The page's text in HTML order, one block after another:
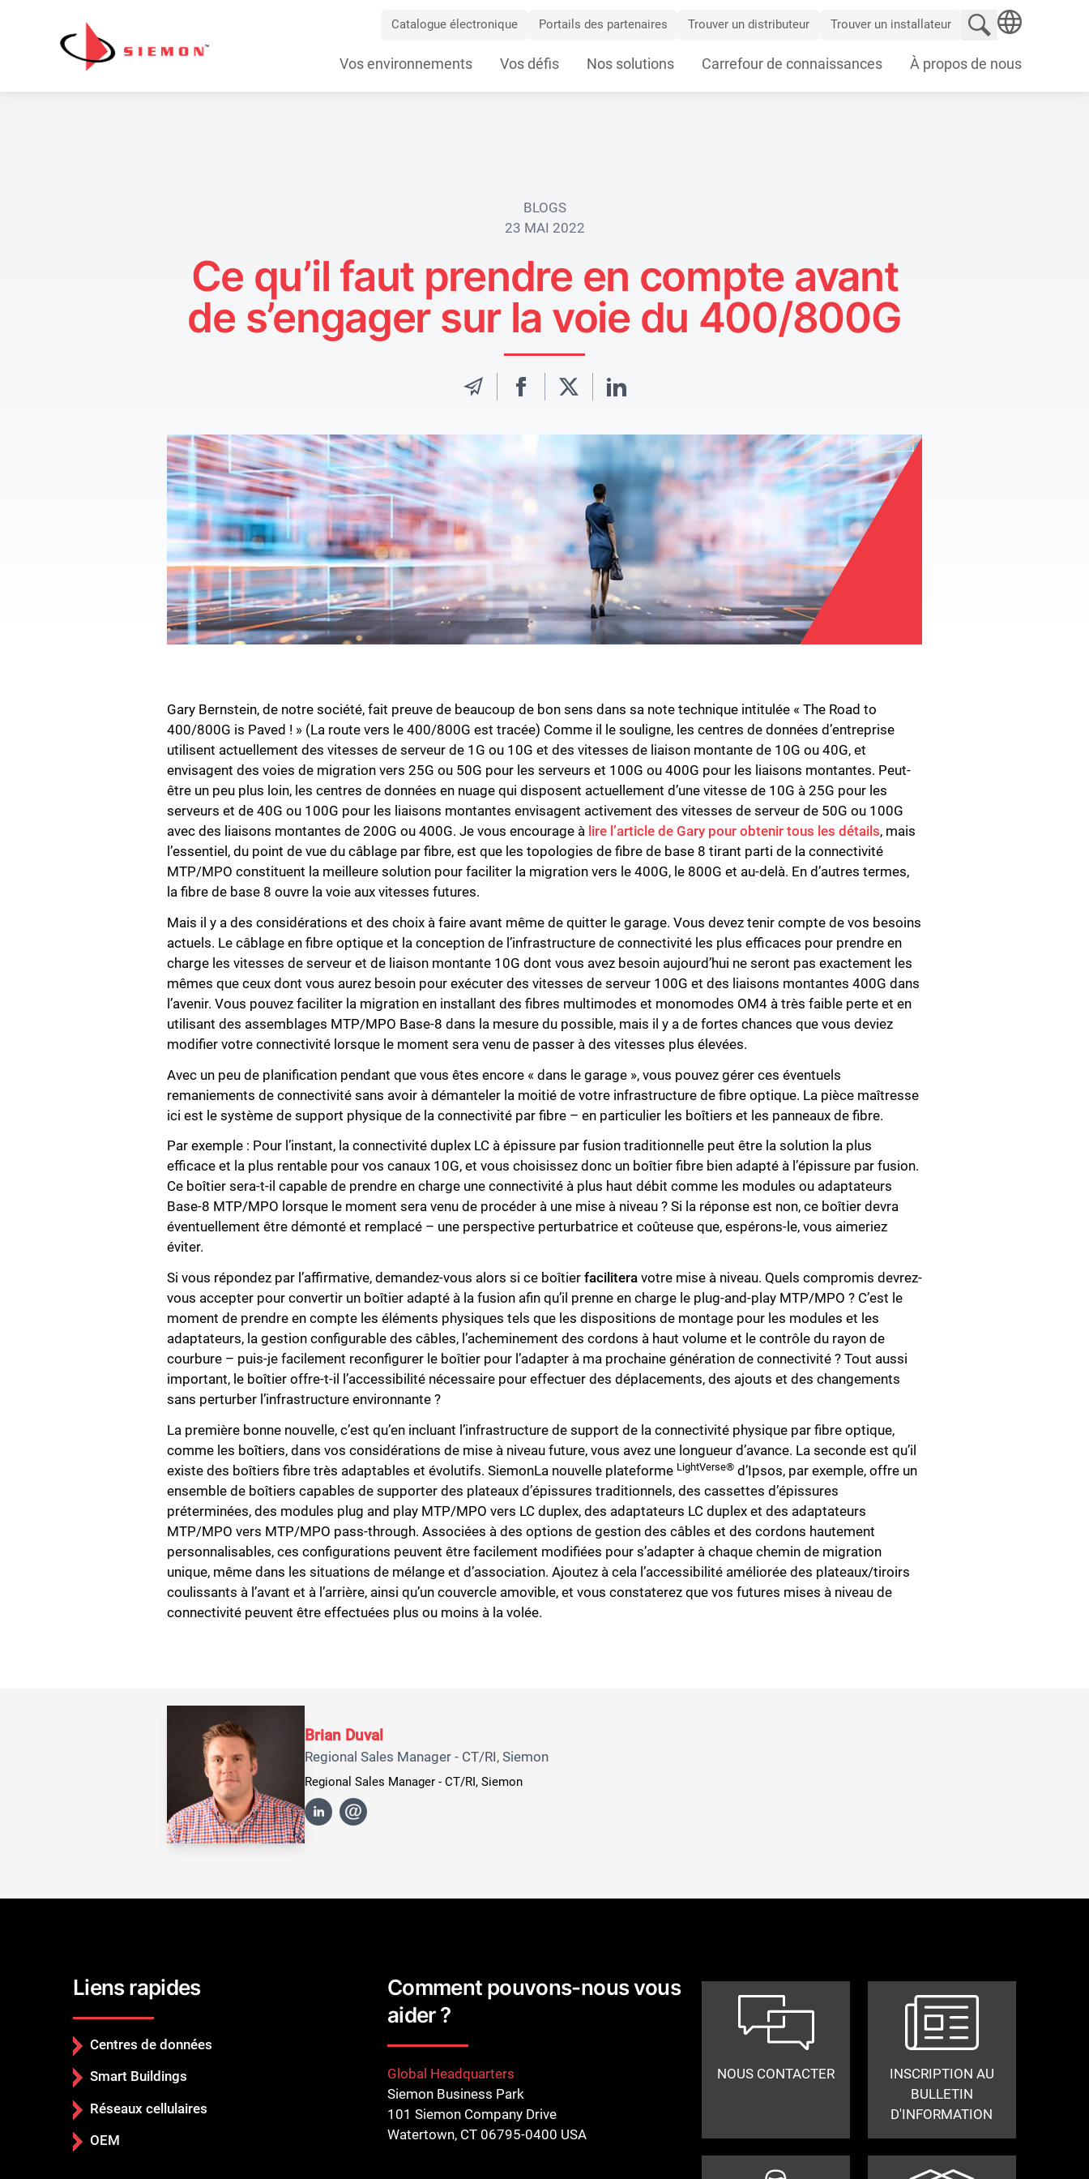
Catalogue électronique Portails des partenaires Trouver un distributeur Trouver un installateur
Rechercher un
Navigation
Vos environnements Vos défis Nos solutions Carrefour de connaissances À propos de nous
BLOGS
23 MAI 2022
Ce qu’il faut prendre en compte avant
de s’engager sur la voie du 400/800G
Gary Bernstein, de notre société, fait preuve de beaucoup de bon sens dans sa note technique intitulée « The Road to
400/800G is Paved ! » (La route vers le 400/800G est tracée) Comme il le souligne, les centres de données d’entreprise
utilisent actuellement des vitesses de serveur de 1G ou 10G et des vitesses de liaison montante de 10G ou 40G, et
envisagent des voies de migration vers 25G ou 50G pour les serveurs et 100G ou 400G pour les liaisons montantes. Peut-
être un peu plus loin, les centres de données en nuage qui disposent actuellement d’une vitesse de 10G à 25G pour les
serveurs et de 40G ou 100G pour les liaisons montantes envisagent activement des vitesses de serveur de 50G ou 100G
avec des liaisons montantes de 200G ou 400G. Je vous encourage à lire l’article de Gary pour obtenir tous les détails, mais
l’essentiel, du point de vue du câblage par fibre, est que les topologies de fibre de base 8 tirant parti de la connectivité
MTP/MPO constituent la meilleure solution pour faciliter la migration vers le 400G, le 800G et au-delà. En d’autres termes,
la fibre de base 8 ouvre la voie aux vitesses futures.
Mais il y a des considérations et des choix à faire avant même de quitter le garage. Vous devez tenir compte de vos besoins
actuels. Le câblage en fibre optique et la conception de l’infrastructure de connectivité les plus efficaces pour prendre en
charge les vitesses de serveur et de liaison montante 10G dont vous avez besoin aujourd’hui ne seront pas exactement les
mêmes que ceux dont vous aurez besoin pour exécuter des vitesses de serveur 100G et des liaisons montantes 400G dans
l’avenir. Vous pouvez faciliter la migration en installant des fibres multimodes et monomodes OM4 à très faible perte et en
utilisant des assemblages MTP/MPO Base-8 dans la mesure du possible, mais il y a de fortes chances que vous deviez
modifier votre connectivité lorsque le moment sera venu de passer à des vitesses plus élevées.
Avec un peu de planification pendant que vous êtes encore « dans le garage », vous pouvez gérer ces éventuels
remaniements de connectivité sans avoir à démanteler la moitié de votre infrastructure de fibre optique. La pièce maîtresse
ici est le système de support physique de la connectivité par fibre – en particulier les boîtiers et les panneaux de fibre.
Par exemple : Pour l’instant, la connectivité duplex LC à épissure par fusion traditionnelle peut être la solution la plus
efficace et la plus rentable pour vos canaux 10G, et vous choisissez donc un boîtier fibre bien adapté à l’épissure par fusion.
Ce boîtier sera-t-il capable de prendre en charge une connectivité à plus haut débit comme les modules ou adaptateurs
Base-8 MTP/MPO lorsque le moment sera venu de procéder à une mise à niveau ? Si la réponse est non, ce boîtier devra
éventuellement être démonté et remplacé – une perspective perturbatrice et coûteuse que, espérons-le, vous aimeriez
éviter.
Si vous répondez par l’affirmative, demandez-vous alors si ce boîtier facilitera votre mise à niveau. Quels compromis devrez-
vous accepter pour convertir un boîtier adapté à la fusion afin qu’il prenne en charge le plug-and-play MTP/MPO ? C’est le
moment de prendre en compte les éléments physiques tels que les dispositions de montage pour les modules et les
adaptateurs, la gestion configurable des câbles, l’acheminement des cordons à haut volume et le contrôle du rayon de
courbure – puis-je facilement reconfigurer le boîtier pour l’adapter à ma prochaine génération de connectivité ? Tout aussi
important, le boîtier offre-t-il l’accessibilité nécessaire pour effectuer des déplacements, des ajouts et des changements
sans perturber l’infrastructure environnante ?
La première bonne nouvelle, c’est qu’en incluant l’infrastructure de support de la connectivité physique par fibre optique,
comme les boîtiers, dans vos considérations de mise à niveau future, vous avez une longueur d’avance. La seconde est qu’il
existe des boîtiers fibre très adaptables et évolutifs. SiemonLa nouvelle plateforme LightVerse® d’Ipsos, par exemple, offre un
ensemble de boîtiers capables de supporter des plateaux d’épissures traditionnels, des cassettes d’épissures
préterminées, des modules plug and play MTP/MPO vers LC duplex, des adaptateurs LC duplex et des adaptateurs
MTP/MPO vers MTP/MPO pass-through. Associées à des options de gestion des câbles et des cordons hautement
personnalisables, ces configurations peuvent être facilement modifiées pour s’adapter à chaque chemin de migration
unique, même dans les situations de mélange et d’association. Ajoutez à cela l’accessibilité améliorée des plateaux/tiroirs
coulissants à l’avant et à l’arrière, ainsi qu’un couvercle amovible, et vous constaterez que vos futures mises à niveau de
connectivité peuvent être effectuées plus ou moins à la volée.
Brian Duval
Regional Sales Manager - CT/RI, Siemon
Regional Sales Manager - CT/RI, Siemon
Liens rapides
Centres de données
Smart Buildings
Réseaux cellulaires
OEM
Comment pouvons-nous vous
aider ?
Global Headquarters
Siemon Business Park
101 Siemon Company Drive
Watertown, CT 06795-0400 USA
NOUS CONTACTER
INSCRIPTION AU
BULLETIN
D'INFORMATION